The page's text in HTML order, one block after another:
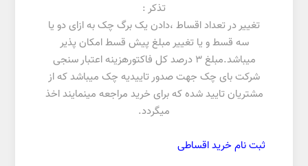
تذکر :
تغییر در تعداد اقساط ،دادن یک برگ چک به ازای دو یا
سه قسط و یا تغییر مبلغ پیش قسط امکان پذیر
میباشد.مبلغ 3 درصد کل فاکتورهزینه اعتبار سنجی
شرکت بای چک جهت صدور تاییدیه چک میباشد که از
مشتریان تایید شده که برای خرید مراجعه مینمایند اخذ
میگردد.
ثبت نام خرید اقساطی